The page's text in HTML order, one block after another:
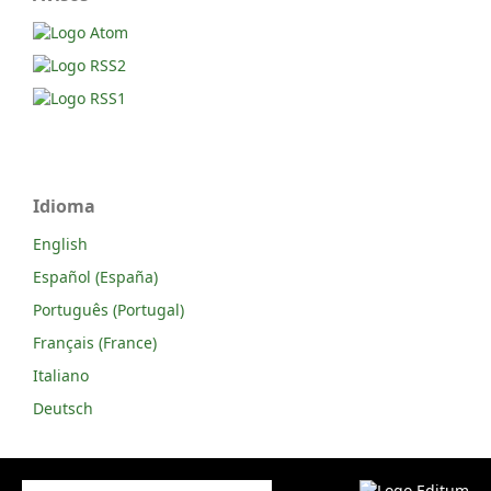
Idioma
English
Español (España)
Português (Portugal)
Français (France)
Italiano
Deutsch